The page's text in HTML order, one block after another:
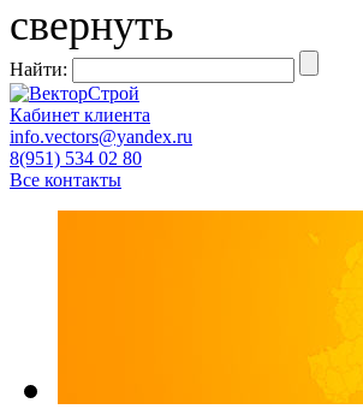
свернуть
Найти:
Кабинет клиента
info.vectors@yandex.ru
8(951) 534 02 80
Все контакты